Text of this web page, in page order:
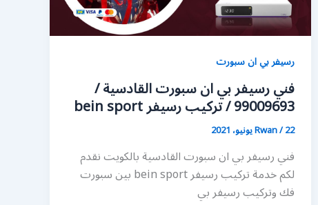
رسيفر بي ان سبورت
فني رسيفر بي ان سبورت القادسية /
99009693 / تركيب رسيفر bein sport
Rwan/22 يونيو، 2021
فني رسيفر بي ان سبورت القادسية بالكويت نقدم
لكم خدمة تركيب رسيفر bein sport بين سبورت
فك وتركيب رسيفر بي